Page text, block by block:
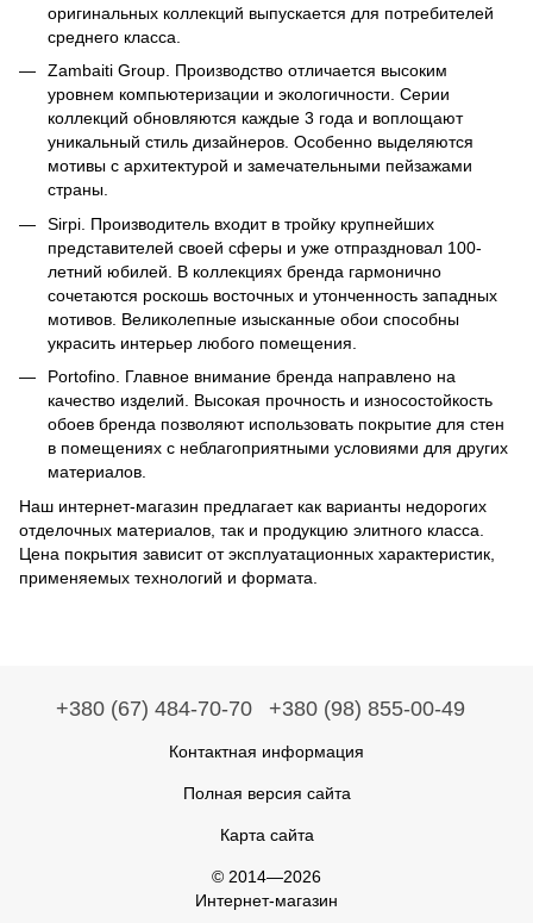
оригинальных коллекций выпускается для потребителей
среднего класса.
Zambaiti Group. Производство отличается высоким
уровнем компьютеризации и экологичности. Серии
коллекций обновляются каждые 3 года и воплощают
уникальный стиль дизайнеров. Особенно выделяются
мотивы с архитектурой и замечательными пейзажами
страны.
Sirpi. Производитель входит в тройку крупнейших
представителей своей сферы и уже отпраздновал 100-
летний юбилей. В коллекциях бренда гармонично
сочетаются роскошь восточных и утонченность западных
мотивов. Великолепные изысканные обои способны
украсить интерьер любого помещения.
Portofino. Главное внимание бренда направлено на
качество изделий. Высокая прочность и износостойкость
обоев бренда позволяют использовать покрытие для стен
в помещениях с неблагоприятными условиями для других
материалов.
Наш интернет-магазин предлагает как варианты недорогих
отделочных материалов, так и продукцию элитного класса.
Цена покрытия зависит от эксплуатационных характеристик,
применяемых технологий и формата.
+380 (67) 484-70-70 +380 (98) 855-00-49
Контактная информация
Полная версия сайта
Карта сайта
© 2014—2026
Интернет-магазин